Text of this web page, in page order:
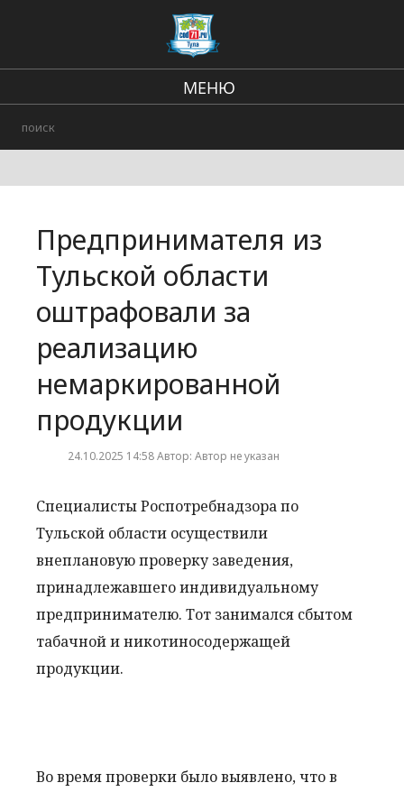
МЕНЮ
Городские события
Предпринимателя из
Тульской области
оштрафовали за
реализацию
немаркированной
продукции
24.10.2025 14:58 Автор: Автор не указан
Специалисты Роспотребнадзора по
Тульской области осуществили
внеплановую проверку заведения,
принадлежавшего индивидуальному
предпринимателю. Тот занимался сбытом
табачной и никотиносодержащей
продукции.
Во время проверки было выявлено, что в